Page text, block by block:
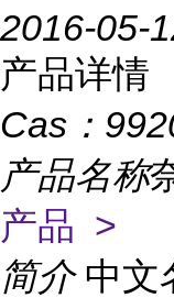
2016-05-
产品详情
Cas：
产品名称
产品 >
简介 中文